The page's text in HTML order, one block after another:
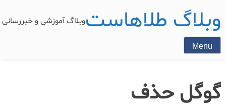
وبلاگ طلاهاستوبلاگ آموزشی و
Menu
گوگل حذف